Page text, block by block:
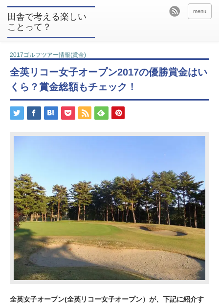
田舎で考える楽しい
ことって？
menu
2017ゴルフツアー情報(賞金)
全英リコー女子オープン2017の優勝賞金はい
くら？賞金総額もチェック！
全英女子オープン(全英リコー女子オープン）が、下記に紹介す